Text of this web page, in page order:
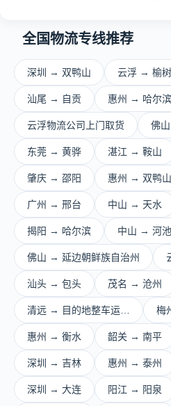
全国物流专线推荐
深圳 → 双鸭山 云浮 → 榆树
汕尾 → 自贡 惠州 → 哈尔滨
云浮物流公司上门取货 佛
东莞 → 黄骅 湛江 → 鞍山
肇庆 → 邵阳 惠州 → 双鸭山
广州 → 邢台 中山 → 天水
揭阳 → 哈尔滨 中山 → 河池
佛山 → 延边朝鲜族自治州
汕头 → 包头 茂名 → 沧州
清远 → 目的地整车运… 梅
惠州 → 衡水 韶关 → 南平
深圳 → 吉林 惠州 → 泰州
深圳 → 大连 阳江 → 阳泉